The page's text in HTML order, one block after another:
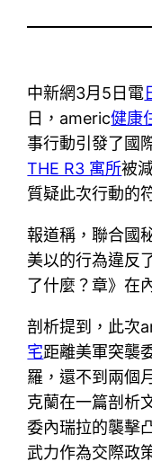
中新網3月5日電
日，americ健康
事行動引發了國
THE R3 寓所被
質疑此次行動的
報道稱，聯合國
美以的行為違反
了什麼？章》在
剖析提到，此次
宅距離美軍突襲
羅，還不到兩個
克蘭在一篇剖析
委內瑞拉的襲擊
武力作為交際政